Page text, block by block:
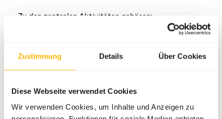
Zustimmung Details Über Cookies
Diese Webseite verwendet Cookies
Wir verwenden Cookies, um Inhalte und Anzeigen zu
Zu den zentralen Aktivitäten gehören:
von Weidewirtschaft auf die Biodiversität
untersucht
Wiederaufforstung: Fokus auf die Regeneration
die für Aras lebenswichtig ist